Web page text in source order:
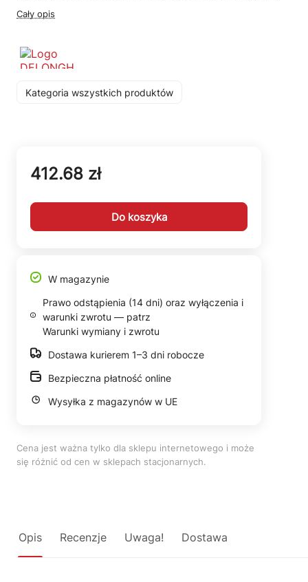
Cały opis
Kategoria wszystkich produktów
412.68 zł
Do koszyka
W magazynie
Prawo odstąpienia (14 dni) oraz wyłączenia i
warunki zwrotu — patrz
Warunki wymiany i zwrotu
Dostawa kurierem 1–3 dni robocze
Bezpieczna płatność online
Wysyłka z magazynów w UE
Cena jest ważna tylko dla sklepu internetowego i może
się różnić od cen w sklepach stacjonarnych.
Opis Recenzje Uwaga! Dostawa